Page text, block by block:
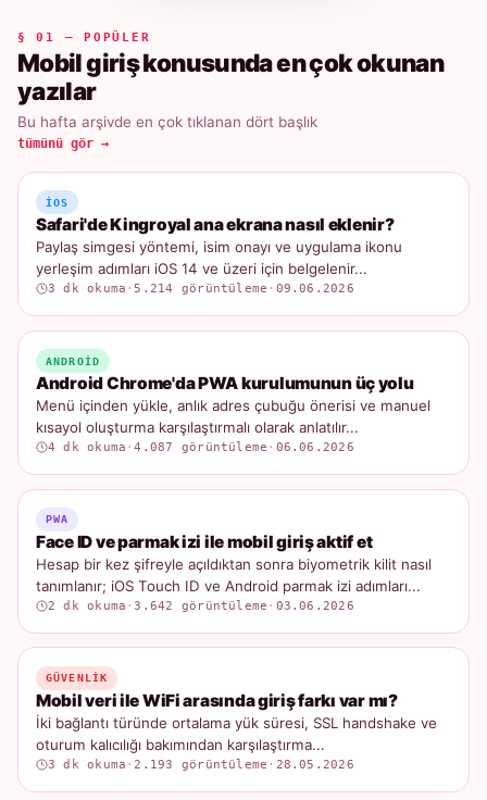
§ 01 — POPÜLER
Mobil giriş konusunda en çok okunan
yazılar
Bu hafta arşivde en çok tıklanan dört başlık
tümünü gör →
IOS
Safari'de Kingroyal ana ekrana nasıl eklenir?
Paylaş simgesi yöntemi, isim onayı ve uygulama ikonu
yerleşim adımları iOS 14 ve üzeri için belgelenir...
3 dk okuma ·5.214 görüntüleme · 09.06.2026
ANDROID
Android Chrome'da PWA kurulumunun üç yolu
Menü içinden yükle, anlık adres çubuğu önerisi ve manuel
kısayol oluşturma karşılaştırmalı olarak anlatılır...
4 dk okuma ·4.087 görüntüleme · 06.06.2026
PWA
Face ID ve parmak izi ile mobil giriş aktif et
Hesap bir kez şifreyle açıldıktan sonra biyometrik kilit nasıl
tanımlanır; iOS Touch ID ve Android parmak izi adımları...
2 dk okuma ·3.642 görüntüleme · 03.06.2026
GÜVENLIK
Mobil veri ile WiFi arasında giriş farkı var mı?
İki bağlantı türünde ortalama yük süresi, SSL handshake ve
oturum kalıcılığı bakımından karşılaştırma...
3 dk okuma ·2.193 görüntüleme · 28.05.2026